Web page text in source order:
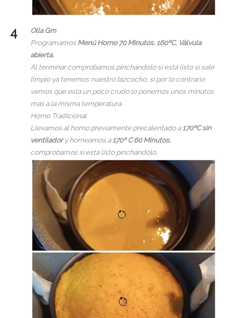
Olla Gm
ProgramamosMenú Horno 70 Minutos, 160ºC, Válvula
abierta.
Al terminar comprobamos pinchándolo si está listo si sale
limpio ya tenemos nuestro bizcocho, si por lo contrario
vemos que esta un poco crudo lo ponemos unos minutos
más a la misma temperatura.
Horno Tradicional
Llevamos al horno previamente precalentado a170ºC sin
ventiladory horneamos a170º C 60 Minutos,
comprobamos si esta listo pinchándolo.